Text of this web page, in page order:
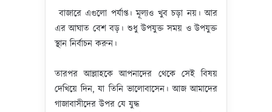
বাজারে এগুলো পর্যাপ্ত। মূল্যও খুব চড়া নয়। আর
এর আঘাত বেশ বড়। শুধু উপযুক্ত সময় ও উপযুক্ত
স্থান নির্বাচন করুন।
তারপর আল্লাহকে আপনাদের থেকে সেই বিষয়
দেখিয়ে দিন, যা তিনি ভালোবাসেন। আজ আমাদের
গাজাবাসীদের উপর যে ‍যুদ্ধ